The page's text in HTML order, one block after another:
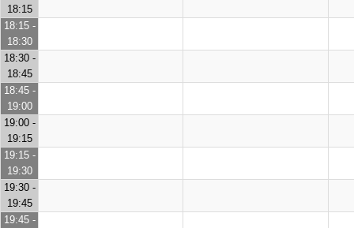
18:15
18:15 -
18:30
18:30 -
18:45
18:45 -
19:00
19:00 -
19:15
19:15 -
19:30
19:30 -
19:45
19:45 -